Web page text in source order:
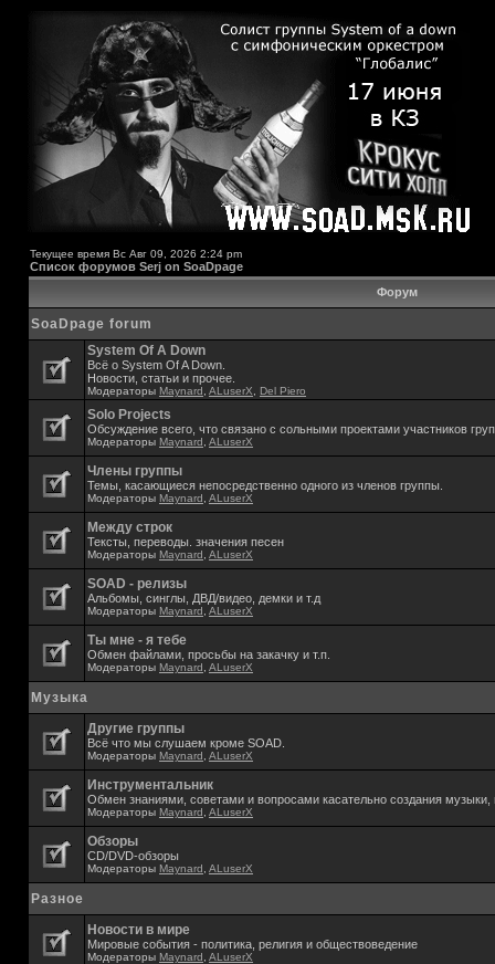
Текущее время Вс Авг 09, 2026 2:24 pm
Список форумов Serj on SoaDpage
Форум
SoaDpage forum
System Of A Down
Всё о System Of A Down.
Новости, статьи и прочее.
Модераторы Maynard ALuserX Del Piero
Solo Projects
Обсуждение всего, что связано с сольными проектами участников
Модераторы Maynard ALuserX
Члены группы
Темы, касающиеся непосредственно одного из членов группы.
Модераторы Maynard ALuserX
Между строк
Тексты, переводы. значения песен
Модераторы Maynard ALuserX
SOAD - релизы
Альбомы, синглы, ДВД/видео, демки и т.д
Модераторы Maynard ALuserX
Ты мне - я тебе
Обмен файлами, просьбы на закачку и т.п.
Модераторы Maynard ALuserX
Музыка
Другие группы
Всё что мы слушаем кроме SOAD.
Модераторы Maynard ALuserX
Инструментальник
Обмен знаниями, советами и вопросами касательно создания музыки,
Модераторы Maynard ALuserX
Обзоры
CD/DVD-обзоры
Модераторы Maynard ALuserX
Разное
Новости в мире
Мировые события - политика, религия и обществоведение
Модераторы Maynard ALuserX